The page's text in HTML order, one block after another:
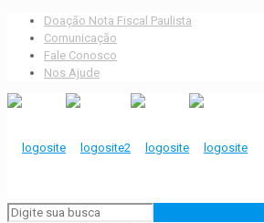
Doação Nota Fiscal Paulista
Comunicação
Fale Conosco
Nos Ajude